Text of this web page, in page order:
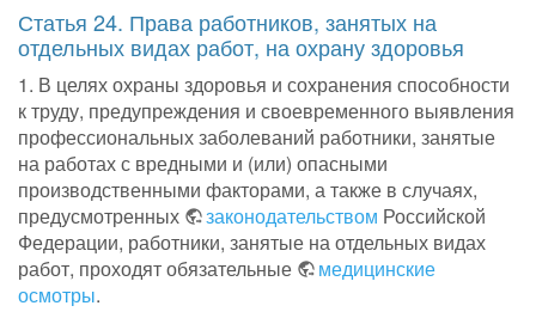
Статья 24. Права работников, занятых на
отдельных видах работ, на охрану здоровья
1. В целях охраны здоровья и сохранения способности
к труду, предупреждения и своевременного выявления
профессиональных заболеваний работники, занятые
на работах с вредными и (или) опасными
производственными факторами, а также в случаях,
предусмотренных
законодательством Российской
Федерации, работники, занятые на отдельных видах
работ, проходят обязательные
медицинские
осмотры.